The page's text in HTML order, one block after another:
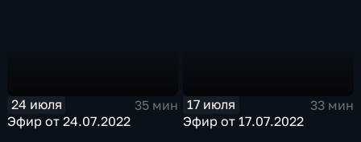
24 июля
35 мин
Эфир от 24.07.2022
17 июля
33 мин
Эфир от 17.07.2022